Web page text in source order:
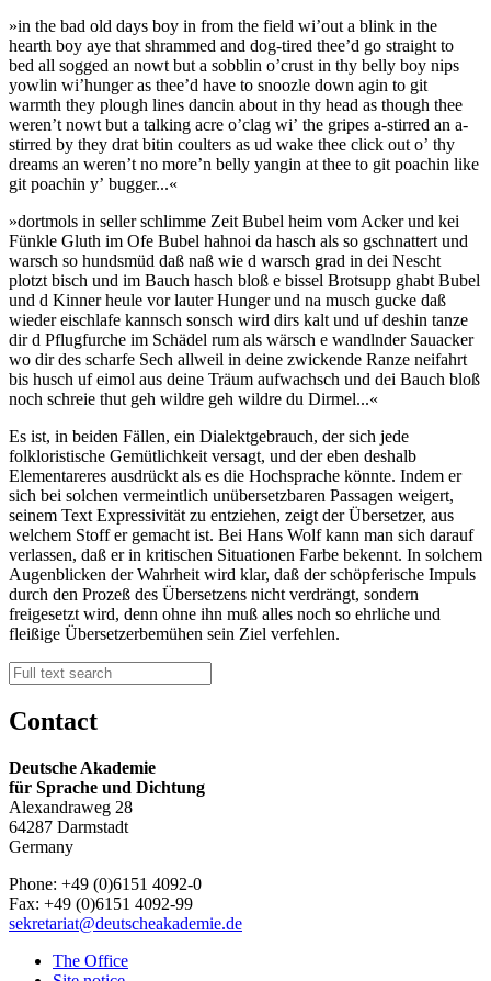
»in the bad old days boy in from the field wiʼout a blink in the
hearth boy aye that shrammed and dog-tired theeʼd go straight to
bed all sogged an nowt but a sobblin oʼcrust in thy belly boy nips
yowlin wiʼhunger as theeʼd have to snoozle down agin to git
warmth they plough lines dancin about in thy head as though thee
werenʼt nowt but a talking acre oʼclag wiʼ the gripes a-stirred an a-
stirred by they drat bitin coulters as ud wake thee click out oʼ thy
dreams an werenʼt no moreʼn belly yangin at thee to git poachin like
git poachin yʼ bugger...«
»dortmols in seller schlimme Zeit Bubel heim vom Acker und kei
Fünkle Gluth im Ofe Bubel hahnoi da hasch als so gschnattert und
warsch so hundsmüd daß naß wie d warsch grad in dei Nescht
plotzt bisch und im Bauch hasch bloß e bissel Brotsupp ghabt Bubel
und d Kinner heule vor lauter Hunger und na musch gucke daß
wieder eischlafe kannsch sonsch wird dirs kalt und uf deshin tanze
dir d Pflugfurche im Schädel rum als wärsch e wandlnder Sauacker
wo dir des scharfe Sech allweil in deine zwickende Ranze neifahrt
bis husch uf eimol aus deine Träum aufwachsch und dei Bauch bloß
noch schreie thut geh wildre geh wildre du Dirmel...«
Es ist, in beiden Fällen, ein Dialektgebrauch, der sich jede
folkloristische Gemütlichkeit versagt, und der eben deshalb
Elementareres ausdrückt als es die Hochsprache könnte. Indem er
sich bei solchen vermeintlich unübersetzbaren Passagen weigert,
seinem Text Expressivität zu entziehen, zeigt der Übersetzer, aus
welchem Stoff er gemacht ist. Bei Hans Wolf kann man sich darauf
verlassen, daß er in kritischen Situationen Farbe bekennt. In solchem
Augenblicken der Wahrheit wird klar, daß der schöpferische Impuls
durch den Prozeß des Übersetzens nicht verdrängt, sondern
freigesetzt wird, denn ohne ihn muß alles noch so ehrliche und
fleißige Übersetzerbemühen sein Ziel verfehlen.
Contact
Deutsche Akademie
für Sprache und Dichtung
Alexandraweg 28
64287 Darmstadt
Germany
Phone: +49 (0)6151 4092-0
Fax: +49 (0)6151 4092-99
sekretariat@deutscheakademie.de
The Office